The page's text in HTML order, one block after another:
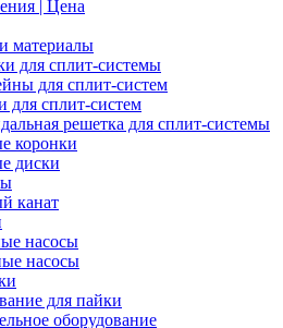
| Цена
материалы
для сплит-системы
для сплит-систем
для сплит-систем
решетка для сплит-системы
коронки
диски
канат
насосы
насосы
для пайки
оборудование